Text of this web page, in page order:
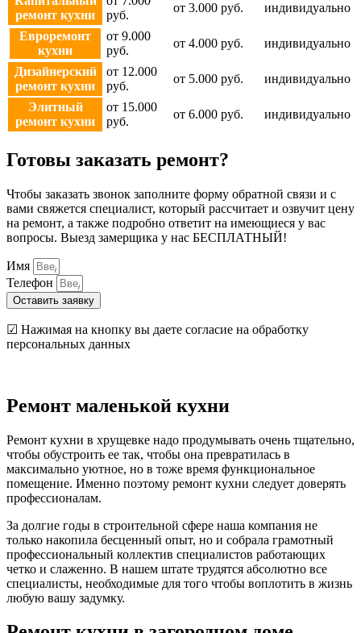
ремонт кухни
руб.
от 3.000 руб. индивидуально
Евроремонт
кухни
от 9.000
руб.
от 4.000 руб. индивидуально
Дизайнерский
ремонт кухни
от 12.000
руб.
от 5.000 руб. индивидуально
Элитный
ремонт кухни
от 15.000
руб.
от 6.000 руб. индивидуально
Готовы заказать ремонт?
Чтобы заказать звонок заполните форму обратной связи и с
вами свяжется специалист, который рассчитает и озвучит цену
на ремонт, а также подробно ответит на имеющиеся у вас
вопросы. Выезд замерщика у нас БЕСПЛАТНЫЙ!
Имя
Телефон
Оставить заявку
☑ Нажимая на кнопку вы даете согласие на обработку
персональных данных
Ремонт маленькой кухни
Ремонт кухни в хрущевке надо продумывать очень тщательно,
чтобы обустроить ее так, чтобы она превратилась в
максимально уютное, но в тоже время функциональное
помещение. Именно поэтому ремонт кухни следует доверять
профессионалам.
За долгие годы в строительной сфере наша компания не
только накопила бесценный опыт, но и собрала грамотный
профессиональный коллектив специалистов работающих
четко и слаженно. В нашем штате трудятся абсолютно все
специалисты, необходимые для того чтобы воплотить в жизнь
любую вашу задумку.